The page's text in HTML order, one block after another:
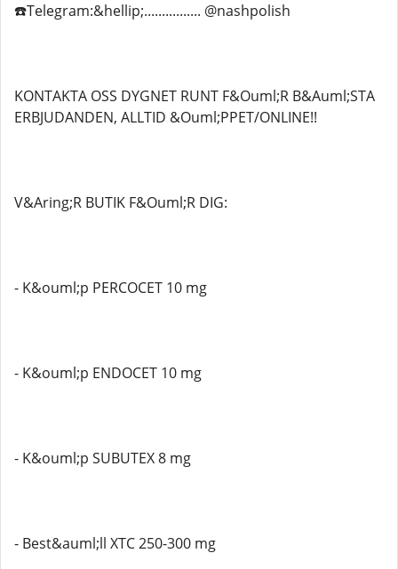
☎️Telegram:&hellip;................ @nashpolish
KONTAKTA OSS DYGNET RUNT F&Ouml;R B&Auml;STA
ERBJUDANDEN, ALLTID &Ouml;PPET/ONLINE!!
V&Aring;R BUTIK F&Ouml;R DIG:
- K&ouml;p PERCOCET 10 mg
- K&ouml;p ENDOCET 10 mg
- K&ouml;p SUBUTEX 8 mg
- Best&auml;ll XTC 250-300 mg